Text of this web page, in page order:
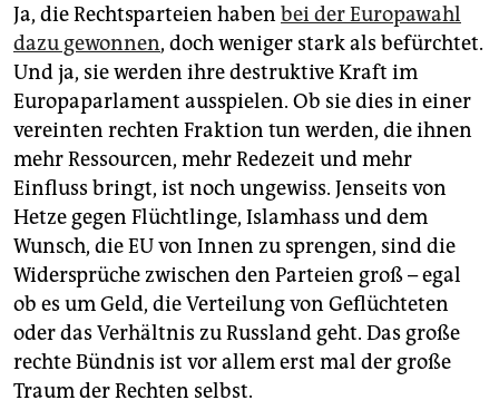
Ja, die Rechtsparteien haben bei der Europawahl
dazu gewonnen, doch weniger stark als befürchtet.
Und ja, sie werden ihre destruktive Kraft im
Europaparlament ausspielen. Ob sie dies in einer
vereinten rechten Fraktion tun werden, die ihnen
mehr Ressourcen, mehr Redezeit und mehr
Einfluss bringt, ist noch ungewiss. Jenseits von
Hetze gegen Flüchtlinge, Islamhass und dem
Wunsch, die EU von Innen zu sprengen, sind die
Widersprüche zwischen den Parteien groß – egal
ob es um Geld, die Verteilung von Geflüchteten
oder das Verhältnis zu Russland geht. Das große
rechte Bündnis ist vor allem erst mal der große
Traum der Rechten selbst.